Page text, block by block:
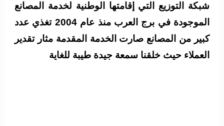
شبكة التوزيع التي إقامتها الوطنية لخدمة المصانع
الموجودة في برج العرب منذ عام 2004 تغذي عدد
كبير من المصانع صارت الخدمة المقدمة مثار تقدير
العملاء حيث خلقنا سمعة جيدة طيبة للغاية